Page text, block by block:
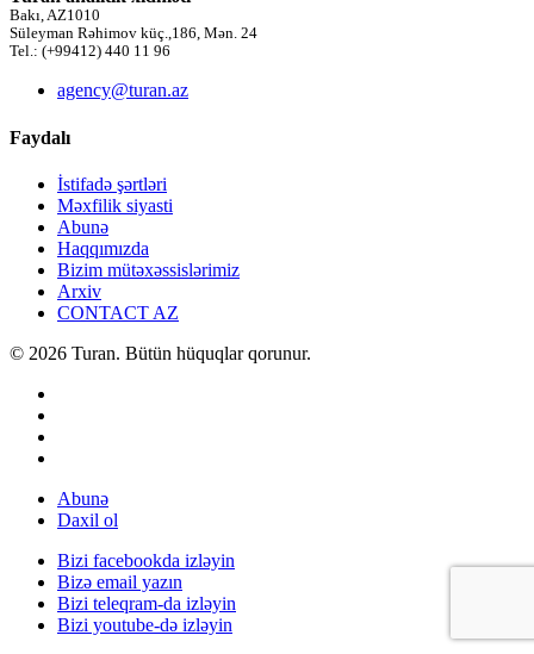
Bakı, AZ1010
Süleyman Rəhimov küç.,186, Mən. 24
Tel.: (+99412) 440 11 96
agency@turan.az
Faydalı
İstifadə şərtləri
Məxfilik siyasti
Abunə
Haqqımızda
Bizim mütəxəssislərimiz
Arxiv
CONTACT AZ
© 2026 Turan. Bütün hüquqlar qorunur.
Abunə
Daxil ol
Bizi facebookda izləyin
Bizə email yazın
Bizi teleqram-da izləyin
Bizi youtube-də izləyin